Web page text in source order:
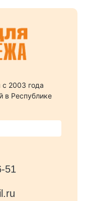
c 2003 года
в Республике
51